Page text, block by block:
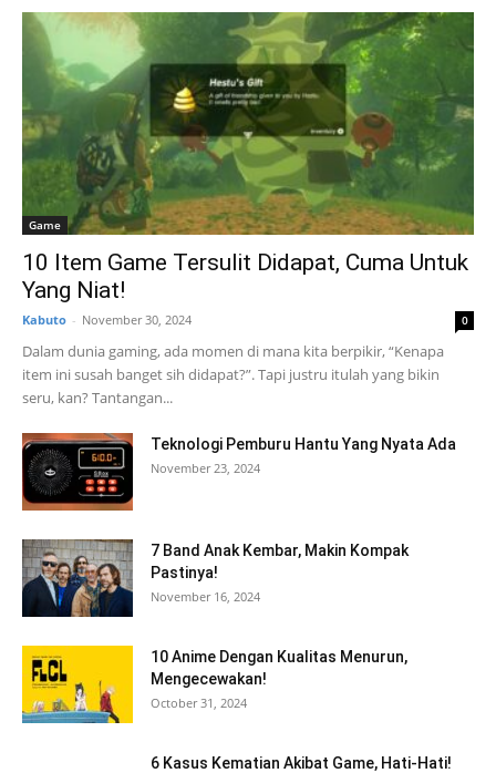
Game
10 Item Game Tersulit Didapat, Cuma Untuk
Yang Niat!
Kabuto - November 30, 2024 0
Dalam dunia gaming, ada momen di mana kita berpikir, “Kenapa
item ini susah banget sih didapat?”. Tapi justru itulah yang bikin
seru, kan? Tantangan...
Teknologi Pemburu Hantu Yang Nyata Ada
November 23, 2024
7 Band Anak Kembar, Makin Kompak
Pastinya!
November 16, 2024
10 Anime Dengan Kualitas Menurun,
Mengecewakan!
October 31, 2024
6 Kasus Kematian Akibat Game, Hati-Hati!